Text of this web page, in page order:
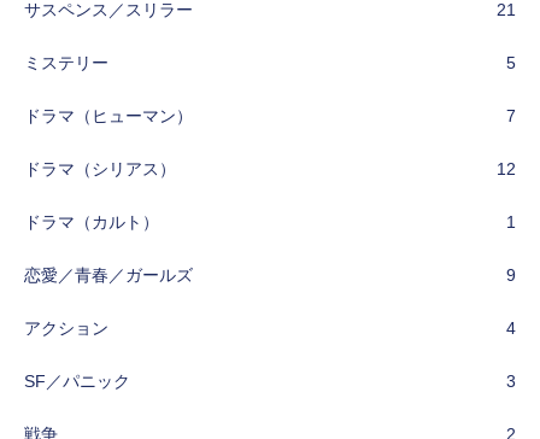
サスペンス／スリラー 21
ミステリー 5
ドラマ（ヒューマン） 7
ドラマ（シリアス） 12
ドラマ（カルト） 1
恋愛／青春／ガールズ 9
アクション 4
SF／パニック 3
戦争 2